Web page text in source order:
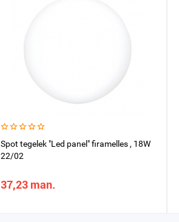
Spot tegelek "Led panel" firamelles , 18W
22/02
37,23 man.